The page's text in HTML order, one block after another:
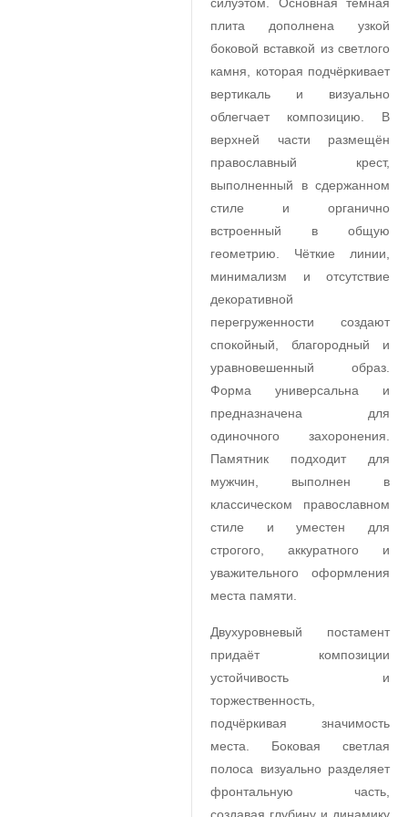
плита дополнена узкой
боковой вставкой из светлого
камня, которая подчёркивает
вертикаль и визуально
облегчает композицию. В
верхней части размещён
православный крест,
выполненный в сдержанном
стиле и органично
встроенный в общую
геометрию. Чёткие линии,
минимализм и отсутствие
декоративной
перегруженности создают
спокойный, благородный и
уравновешенный образ.
Форма универсальна и
предназначена для
одиночного захоронения.
Памятник подходит для
мужчин, выполнен в
классическом православном
стиле и уместен для
строгого, аккуратного и
уважительного оформления
места памяти.
Двухуровневый постамент
придаёт композиции
устойчивость и
торжественность,
подчёркивая значимость
места. Боковая светлая
полоса визуально разделяет
фронтальную часть,